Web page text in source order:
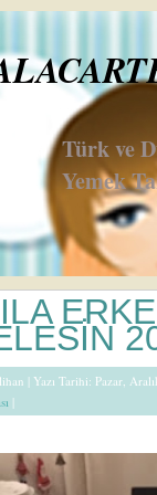
Türk ve
Yemek
| Yazı Tarihi: Pazar,
|